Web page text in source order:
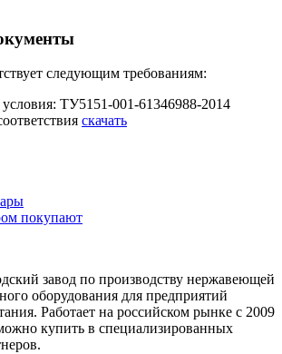
следующим требованиям:
ТУ5151-001-61346988-2014
скачать
покупают
завод по производству нержавеющей
оборудования для предприятий
Работает на российском рынке с 2009
купить в специализированных